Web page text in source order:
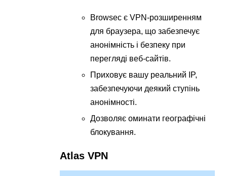
Browsec є VPN-розширенням
для браузера, що забезпечує
анонімність і безпеку при
перегляді веб-сайтів.
Приховує вашу реальний IP,
забезпечуючи деякий ступінь
анонімності.
Дозволяє оминати географічні
блокування.
Atlas VPN